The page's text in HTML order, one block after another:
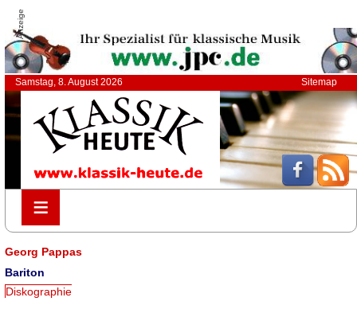
Anzeige
Samstag, 8. August 2026 Sitemap
≡
≡
Georg Pappas
Bariton
Diskographie